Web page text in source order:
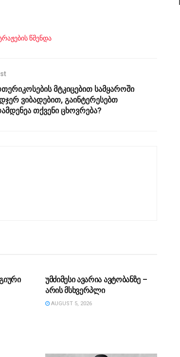
მტკიცებით სამყაროში
ვიბადებით, გაინტერესებთ
თქვენი ცხოვრება?
უმძიმესი ავარია ავტობანზე –
არის მსხვერპლი
AUGUST 5, 2026